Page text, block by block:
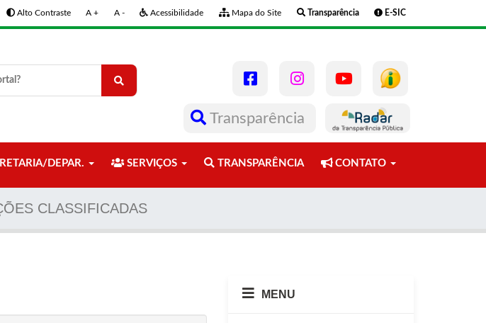
Alto Contraste A + A - Acessibilidade Mapa do Site Transparência E-SIC
Transparência
DEPAR. SERVIÇOS TRANSPARÊNCIA CONTATO
CLASSIFICADAS
MENU